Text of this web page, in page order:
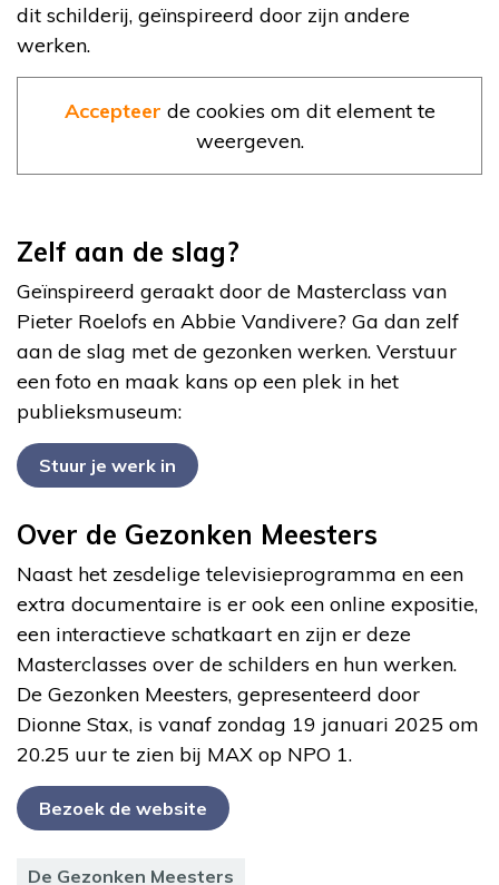
dit schilderij, geïnspireerd door zijn andere
werken.
Accepteer de cookies om dit element te
weergeven.
Zelf aan de slag?
Geïnspireerd geraakt door de Masterclass van
Pieter Roelofs en Abbie Vandivere? Ga dan zelf
aan de slag met de gezonken werken. Verstuur
een foto en maak kans op een plek in het
publieksmuseum:
Stuur je werk in
Over de Gezonken Meesters
Naast het zesdelige televisieprogramma en een
extra documentaire is er ook een online expositie,
een interactieve schatkaart en zijn er deze
Masterclasses over de schilders en hun werken.
De Gezonken Meesters, gepresenteerd door
Dionne Stax, is vanaf zondag 19 januari 2025 om
20.25 uur te zien bij MAX op NPO 1.
Bezoek de website
De Gezonken Meesters